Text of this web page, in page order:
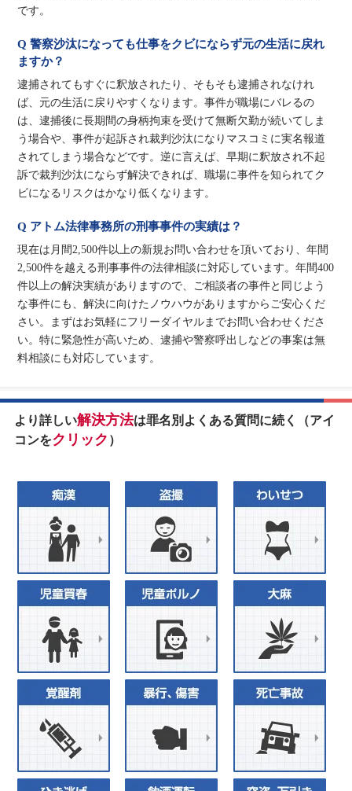
です。
Q 警察沙汰になっても仕事をクビにならず元の生活に戻れ
ますか？
逮捕されてもすぐに釈放されたり、そもそも逮捕されなけれ
ば、元の生活に戻りやすくなります。事件が職場にバレるの
は、逮捕後に長期間の身柄拘束を受けて無断欠勤が続いてしま
う場合や、事件が起訴され裁判沙汰になりマスコミに実名報道
されてしまう場合などです。逆に言えば、早期に釈放され不起
訴で裁判沙汰にならず解決できれば、職場に事件を知られてク
ビになるリスクはかなり低くなります。
Q アトム法律事務所の刑事事件の実績は？
現在は月間2,500件以上の新規お問い合わせを頂いており、年間
2,500件を越える刑事事件の法律相談に対応しています。年間400
件以上の解決実績がありますので、ご相談者の事件と同じよう
な事件にも、解決に向けたノウハウがありますからご安心くだ
さい。まずはお気軽にフリーダイヤルまでお問い合わせくださ
い。特に緊急性が高いため、逮捕や警察呼出しなどの事案は無
料相談にも対応しています。
より詳しい解決方法は罪名別よくある質問に続く（アイ
コンをクリック ）